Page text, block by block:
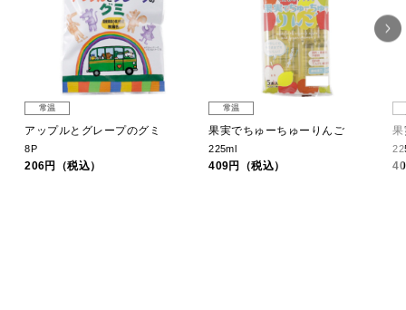
常温
アップルとグレープのグミ
8P
206円（税込）
常温
果実でちゅーちゅーりんご
225ml
409円（税込）